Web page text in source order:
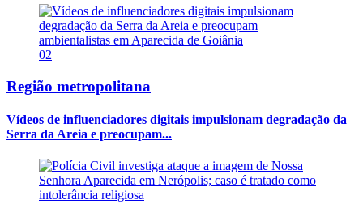
02
Região metropolitana
Vídeos de influenciadores digitais impulsionam degradação da
Serra da Areia e preocupam...